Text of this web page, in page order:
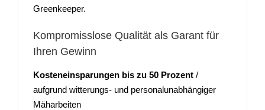
Greenkeeper.
Kompromisslose Qualität als Garant für
Ihren Gewinn
Kosteneinsparungen bis zu 50 Prozent/
aufgrund witterungs- und personalunabhängiger
Mäharbeiten